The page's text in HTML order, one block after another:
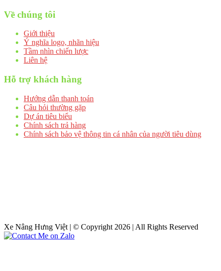
Về chúng tôi
Giới thiệu
Ý nghĩa logo, nhãn hiệu
Tầm nhìn chiến lược
Liên hệ
Hỗ trợ khách hàng
Hướng dẫn thanh toán
Câu hỏi thường gặp
Dự án tiêu biểu
Chính sách trả hàng
Chính sách bảo vệ thông tin cá nhân của người tiêu dùng
Xe Nâng Hưng Việt | © Copyright 2026 | All Rights Reserved